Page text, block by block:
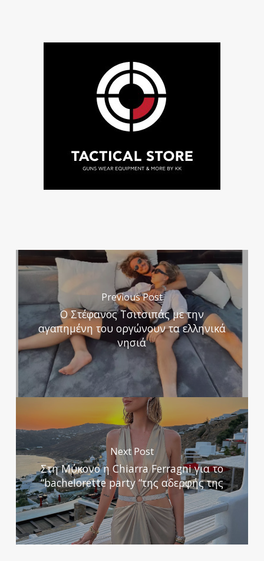
Previous Post
Ο Στέφανος Τσιτσιπάς με την
αγαπημένη του οργώνουν τα ελληνικά
νησιά
Next Post
Στη Μύκονο η Chiarra Ferragni για το
“bachelorette party “της αδερφής της